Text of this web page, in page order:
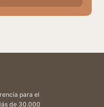
para el
de 30.000